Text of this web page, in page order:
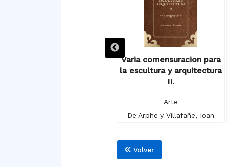
Varia comensuracion para
Varia comensuracion para
la escultura y arquitectura
II.
Arte
De Arphe y Villafañe, Ioan
Volver